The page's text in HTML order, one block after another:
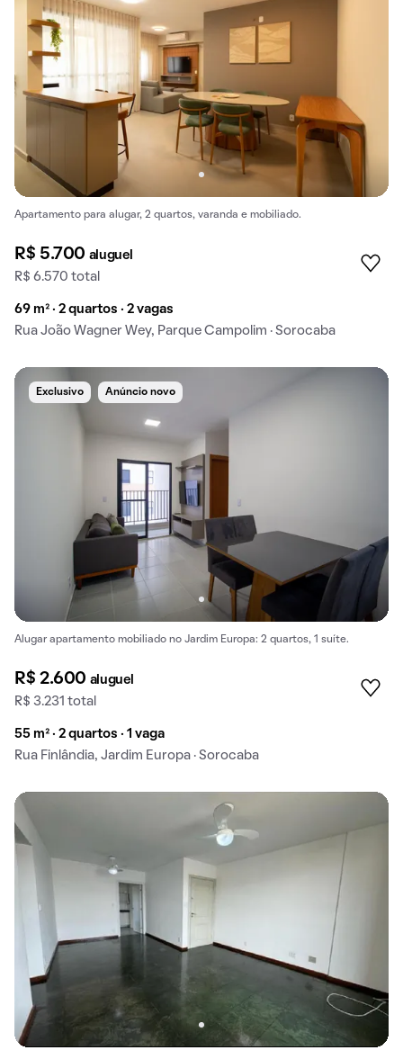
Apartamento para alugar, 2 quartos, varanda e mobiliado.
R$ 5.700 aluguel
R$ 6.570 total
69 m² · 2 quartos · 2 vagas
Rua João Wagner Wey, Parque Campolim · Sorocaba
Exclusivo Anúncio novo
Alugar apartamento mobiliado no Jardim Europa: 2 quartos, 1 suíte.
R$ 2.600 aluguel
R$ 3.231 total
55 m² · 2 quartos · 1 vaga
Rua Finlândia, Jardim Europa · Sorocaba